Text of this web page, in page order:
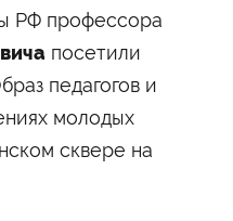
комиссия
795-00-10
РФ профессора
посетили
педагогов и
молодых
сквере на